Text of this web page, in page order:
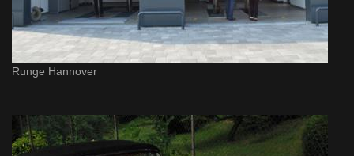
Runge Hannover